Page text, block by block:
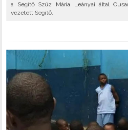
a Segítő Szűz Mária Leányai által
vezetett Segítő..